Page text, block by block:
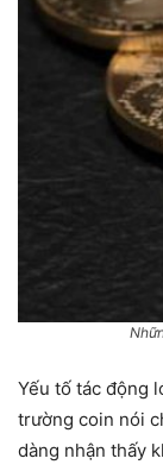
Yếu tố tác động
trường coin nói
dàng nhận thấy